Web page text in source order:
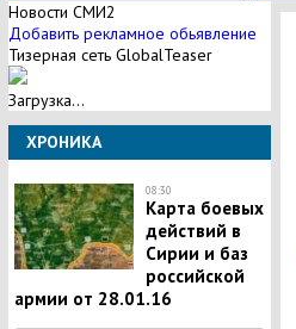
Новости СМИ2
Добавить рекламное обьявление
Тизерная сеть GlobalTeaser
Загрузка...
ХРОНИКА
08:30
Карта боевых
действий в
Сирии и баз
российской
армии от 28.01.16